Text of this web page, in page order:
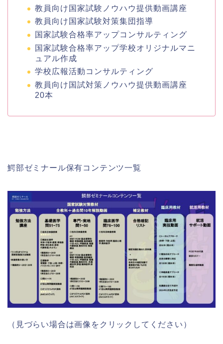
教員向け国家試験ノウハウ提供動画講座
教員向け国家試験対策集団指導
国家試験合格率アップコンサルティング
国家試験合格率アップ学校オリジナルマニ
ュアル作成
学校広報活動コンサルティング
教員向け国試対策ノウハウ提供動画講座
20本
鰐部ゼミナール保有コンテンツ一覧
（見づらい場合は画像をクリックしてください）